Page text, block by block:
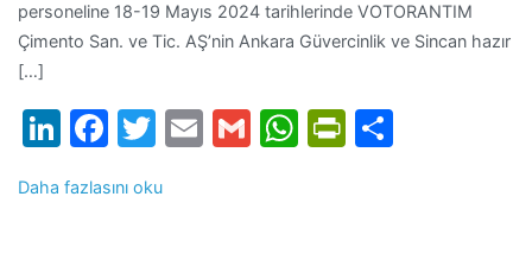
personeline 18-19 Mayıs 2024 tarihlerinde VOTORANTIM
Çimento San. ve Tic. AŞ’nin Ankara Güvercinlik ve Sincan hazır
[…]
LinkedIn
Facebook
Twitter
EmailGmailWhatsApp
Daha fazlasını oku